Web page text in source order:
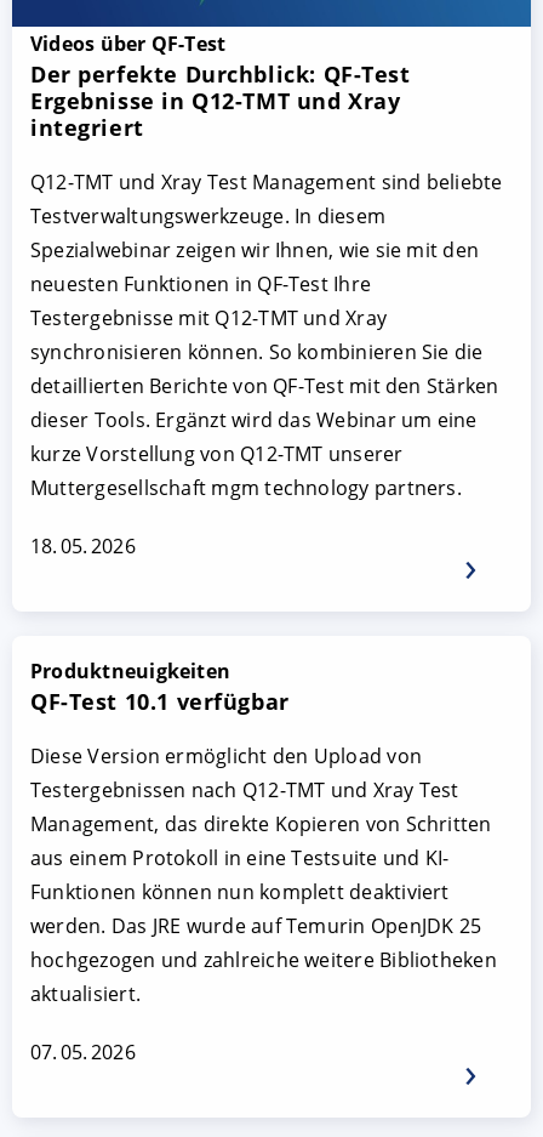
Videos über QF-Test
Der perfekte Durchblick: QF-Test
Ergebnisse in Q12-TMT und Xray
integriert
Q12-TMT und Xray Test Management sind beliebte
Testverwaltungswerkzeuge. In diesem
Spezialwebinar zeigen wir Ihnen, wie sie mit den
neuesten Funktionen in QF-Test Ihre
Testergebnisse mit Q12-TMT und Xray
synchronisieren können. So kombinieren Sie die
detaillierten Berichte von QF-Test mit den Stärken
dieser Tools. Ergänzt wird das Webinar um eine
kurze Vorstellung von Q12-TMT unserer
Muttergesellschaft mgm technology partners.
18. 05. 2026
Produktneuigkeiten
QF-Test 10.1 verfügbar
Diese Version ermöglicht den Upload von
Testergebnissen nach Q12-TMT und Xray Test
Management, das direkte Kopieren von Schritten
aus einem Protokoll in eine Testsuite und KI-
Funktionen können nun komplett deaktiviert
werden. Das JRE wurde auf Temurin OpenJDK 25
hochgezogen und zahlreiche weitere Bibliotheken
aktualisiert.
07. 05. 2026